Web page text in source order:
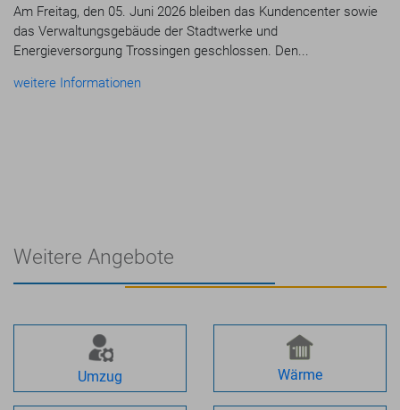
Am Freitag, den 05. Juni 2026 bleiben das Kundencenter sowie
das Verwaltungsgebäude der Stadtwerke und
Energieversorgung Trossingen geschlossen. Den...
weitere Informationen
Weitere Angebote
Umzug Wärme